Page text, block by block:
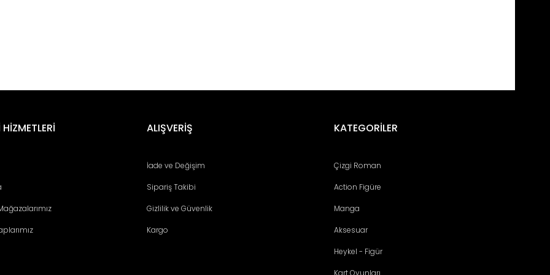
ALIŞVERİŞ
İade ve Değişim
Sipariş Takibi
Gizlilik ve Güvenlik
Kargo
KATEGORİLER
Çizgi Roman
Action Figüre
Manga
Aksesuar
Heykel - Figür
Kart Oyunları